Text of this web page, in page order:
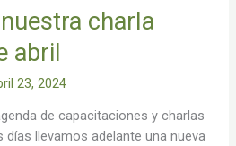
charla
abril
23, 2024
de capacitaciones y charlas
días llevamos adelante una nueva